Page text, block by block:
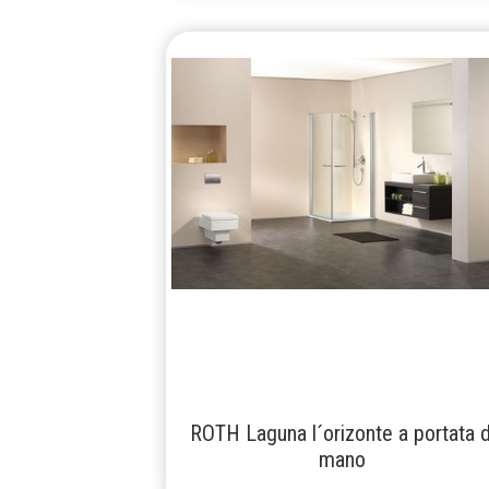
ROTH Laguna l´orizonte a portata
mano